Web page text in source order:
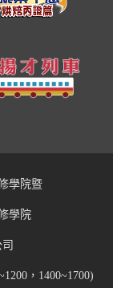
學院暨
學院
，1400~1700)